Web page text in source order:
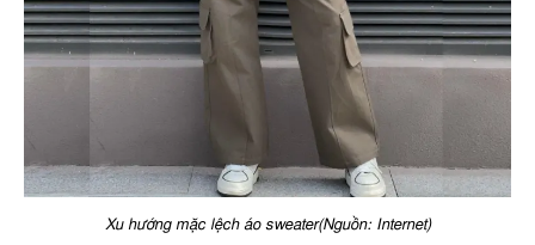
Xu hướng mặc lệch áo sweater(Nguồn: Internet)